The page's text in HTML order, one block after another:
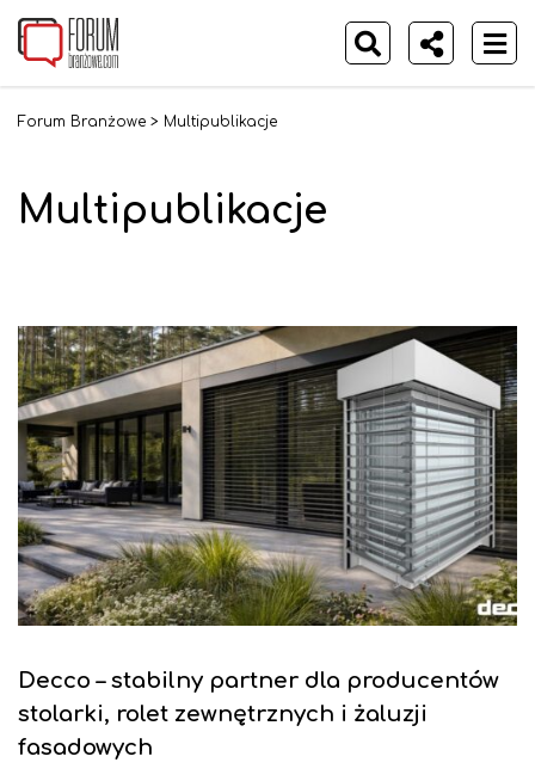
Forum Branżowe > Multipublikacje
Multipublikacje
Decco – stabilny partner dla producentów
stolarki, rolet zewnętrznych i żaluzji
fasadowych